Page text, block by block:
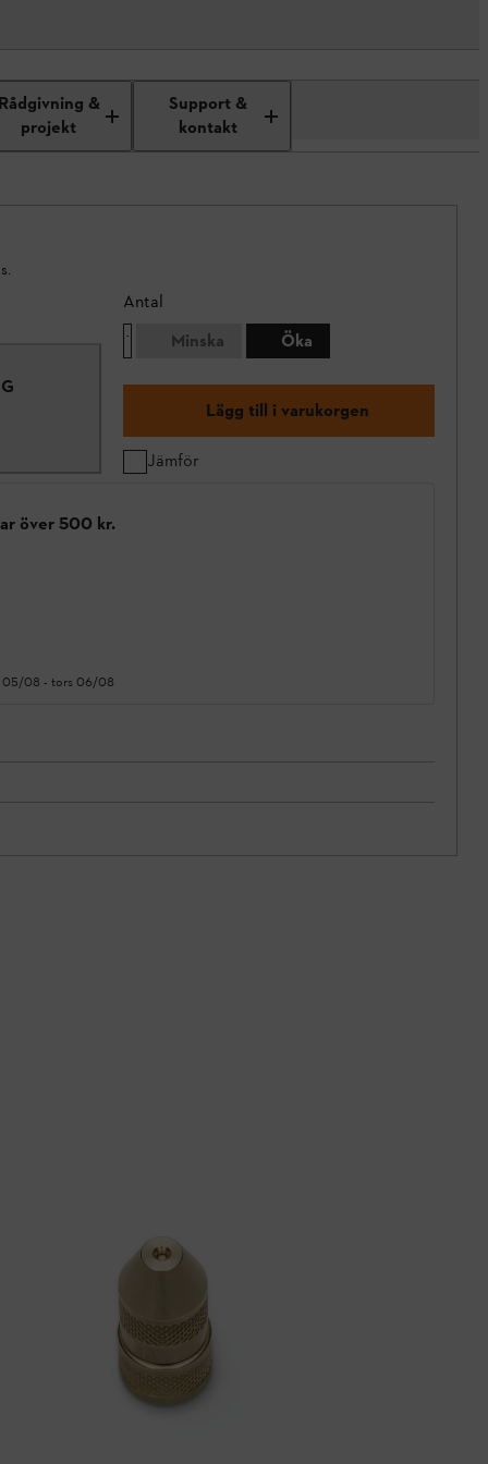
Rådgivning &
projekt
Support &
kontakt
Antal
Minska
Öka
Lägg till i varukorgen
Jämför
över 500 kr.
05/08 - tors 06/08